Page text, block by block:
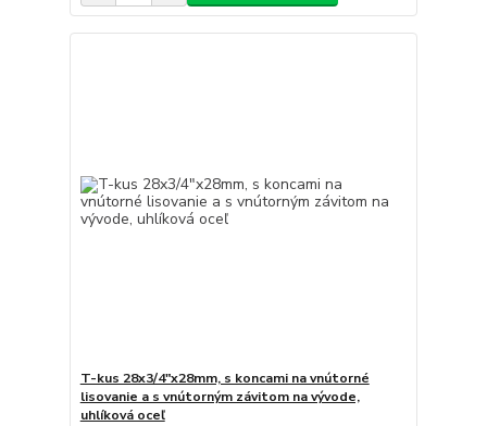
T-kus 28x3/4"x28mm, s koncami na vnútorné
lisovanie a s vnútorným závitom na vývode,
uhlíková oceľ